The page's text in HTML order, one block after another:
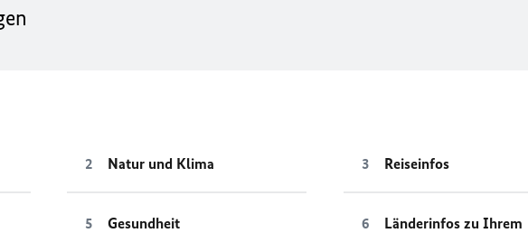
Natur und Klima Reiseinfos
Gesundheit
Länderinfos zu Ihrem